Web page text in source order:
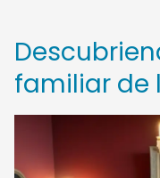
familiar de